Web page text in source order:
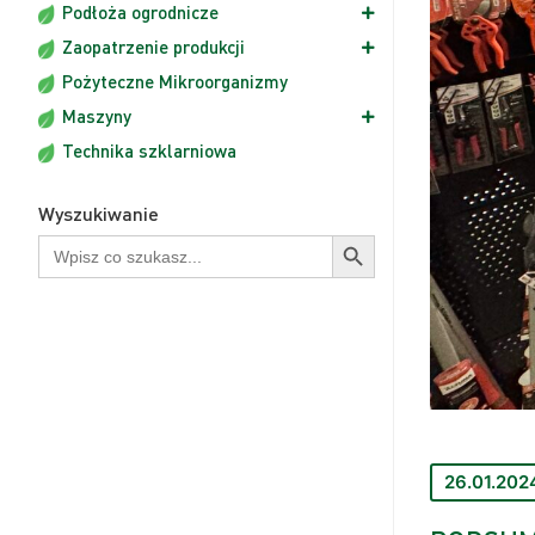
Podłoża ogrodnicze
Zaopatrzenie produkcji
Pożyteczne Mikroorganizmy
Maszyny
Technika szklarniowa
Wyszukiwanie
Wyszukaj: Przycisk wyszukiwania